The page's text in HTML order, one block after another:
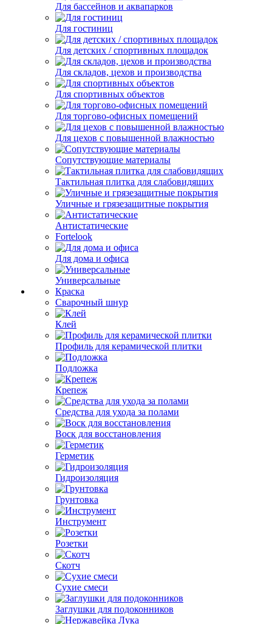
Для бассейнов и аквапарков
Для гостиниц
Для детских / спортивных площадок
Для складов, цехов и производства
Для спортивных объектов
Для торгово-офисных помещений
Для цехов с повышенной влажностью
Сопутствующие материалы
Тактильная плитка для слабовидящих
Уличные и грязезащитные покрытия
Антистатические
Fortelook
Для дома и офиса
Универсальные
Краска
Сварочный шнур
Клей
Профиль для керамической плитки
Подложка
Крепеж
Средства для ухода за полами
Воск для восстановления
Герметик
Гидроизоляция
Грунтовка
Инструмент
Розетки
Скотч
Сухие смеси
Заглушки для подоконников